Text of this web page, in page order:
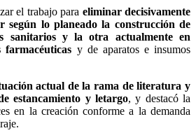
el trabajo para eliminar decisivamente
según lo planeado la construcción de
sanitarios y la otra actualmente en
y de aparatos e insumos
actual de la rama de literatura y
estancamiento y letargo, y destacó la
en la creación conforme a la demanda